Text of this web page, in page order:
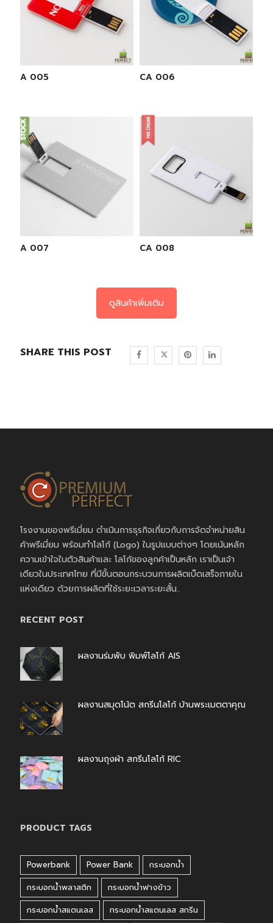
CA 005 CA 006
CA 007 CA 008
ดูสินค้าเพิ่มเติม
SHARE THIS POST
โรงงานของพรีเมี่ยม ดำเนินการธุรกิจเกี่ยวกับการจัดจำหน่ายสิน
ค้าพรีเมี่ยม พร้อมทำโลโก้ (Logo) ในรูปแบบต่างๆ โดยเน้นหลัก
ความเข้าใจในตัวสินค้าและ โลโก้ของลูกค้าเป็นหลัก เราเป็นเจ้า
เดียวในประเทศไทย ที่มีขั้นตอนกระบวนการผลิตเบ็ดเสร็จภายใน
แห่งเดียว ด้วยการผลิตที่ใช้ระยะเวลาระยะสั้น..
RECENT POST
ผลงานร่มพับ พิมพ์โลโก้ AIS
ผลงานสมุดโน้ต สกรีนโลโก้ บ้านพระเมตตาคุณ
ผลงานถุงผ้า สกรีนโลโก้ RIC
PRODUCT TAGS
Powerbank Power Bank
กระบอกน้ำ
กระบอกน้ำพลาสติก
กระบอกน้ำฟางข้าว
กระบอกน้ำสแตนเลส
กระบอกน้ำสแตนเลส สกรีน